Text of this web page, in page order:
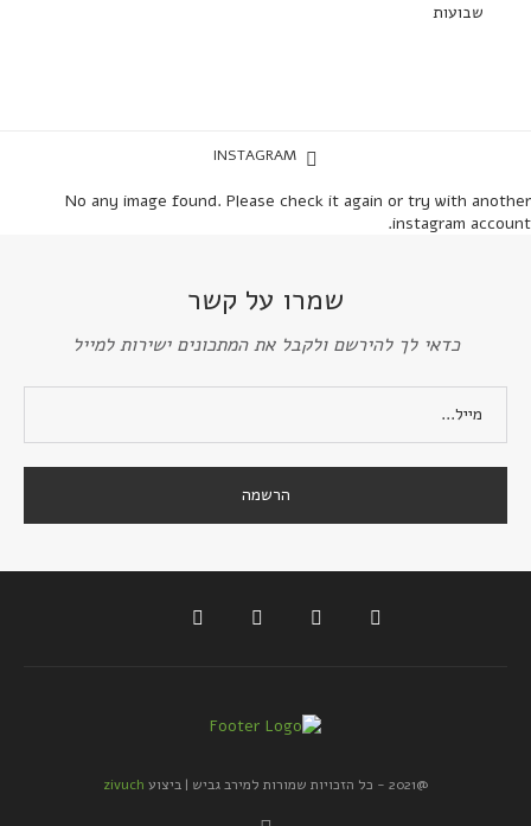
שבועות
INSTAGRAM
No any image found. Please check it again or try with another
instagram account.
שמרו על קשר
כדאי לך להירשם ולקבל את המתכונים ישירות למייל
@2021 - כל הזכויות שמורות למירב גביש | ביצוע zivuch